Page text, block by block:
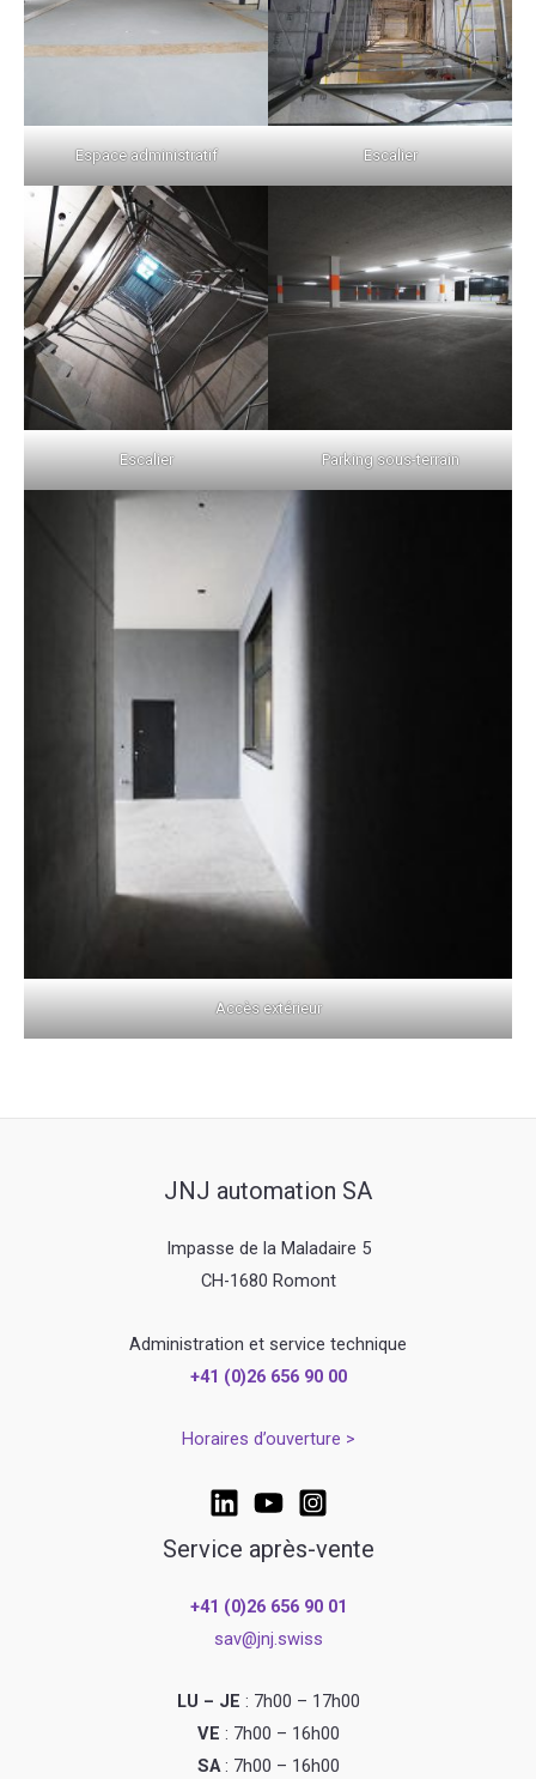
Espace administratif Escalier
Escalier Parking sous-terrain
Accès extérieur
JNJ automation SA
Impasse de la Maladaire 5
CH-1680 Romont
Administration et service technique
+41 (0)26 656 90 00
Horaires d’ouverture >
Service après-vente
+41 (0)26 656 90 01
sav@jnj.swiss
LU – JE : 7h00 – 17h00
VE : 7h00 – 16h00
SA: 7h00 – 16h00